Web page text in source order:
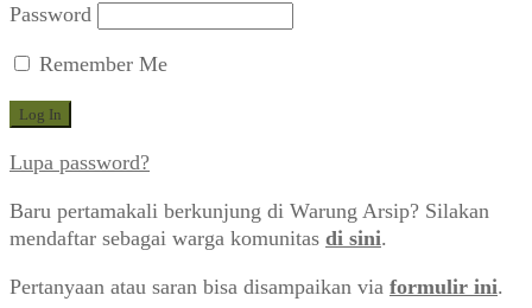
Password
Remember Me
Lupa password?
Baru pertamakali berkunjung di Warung Arsip? Silakan
mendaftar sebagai warga komunitas di sini.
Pertanyaan atau saran bisa disampaikan via formulir ini.